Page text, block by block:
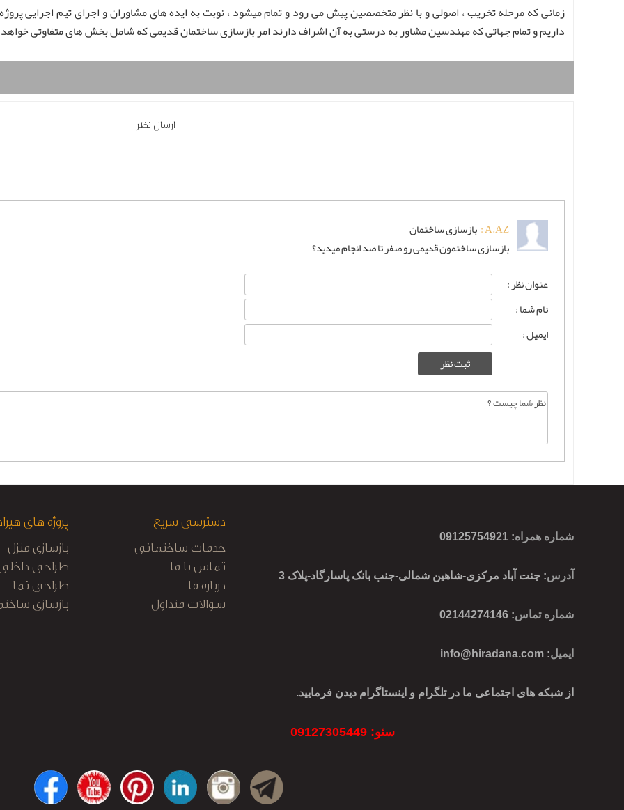
زمانی که مرحله تخریب ، اصولی و با نظر متخصصین پیش می رود و تمام میشود ، نوبت به ایده های مشاوران و اجرای تیم اجرایی
داریم و تمام جهاتی که مهندسین مشاور به درستی به آن اشراف دارند امر بازسازی ساختمان قدیمی که شامل بخش های متفاوتی
ارسال نظر
A.AZ : بازسازی ساختمان
بازسازی ساختمون قدیمی رو صفر تا صد انجام میدید؟
عنوان نظر :
نام شما :
ایمیل :
شماره همراه:
09125754921
آدرس: جنت آباد مرکزی-شاهین شمالی-جنب بانک پاسارگاد-پلاک 3
شماره تماس: 02144274146
ایمیل:
info@hiradana.com
از شبکه های اجتماعی ما در تلگرام و اینستاگرام دیدن فرمایید.
سئو: 09127305449
دسترسی سریع
خدمات ساختمانی
تماس با ما
درباره ما
سوالات متداول
پروژه های
بازسازی منزل
طراحی
طراحی نما
بازسازی